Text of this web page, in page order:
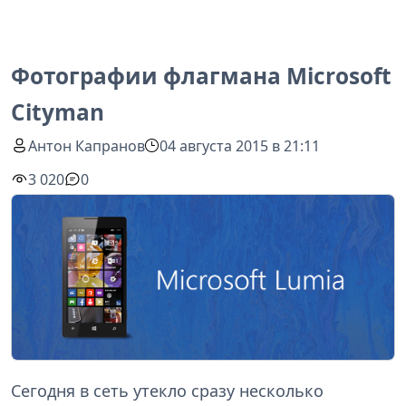
Фотографии флагмана Microsoft
Cityman
Антон Капранов
04 августа 2015 в 21:11
3 020
0
Сегодня в сеть утекло сразу несколько